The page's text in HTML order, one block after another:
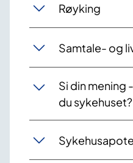
Røyking
Samtale- og
Si din mening
du sykehuset?